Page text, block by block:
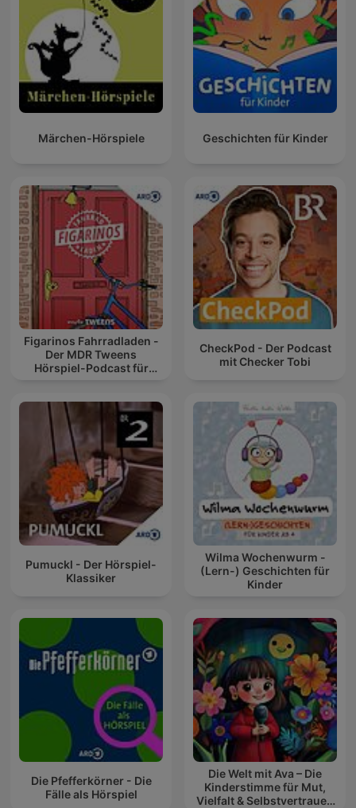
Märchen-Hörspiele Geschichten für Kinder
Figarinos Fahrradladen -
Der MDR Tweens
Hörspiel-Podcast für
CheckPod - Der Podcast
mit Checker Tobi
Pumuckl - Der Hörspiel-
Klassiker
Wilma Wochenwurm -
(Lern-) Geschichten für
Kinder
Die Pfefferkörner - Die
Fälle als Hörspiel
Die Welt mit Ava – Die
Kinderstimme für Mut,
Vielfalt & Selbstvertrauen